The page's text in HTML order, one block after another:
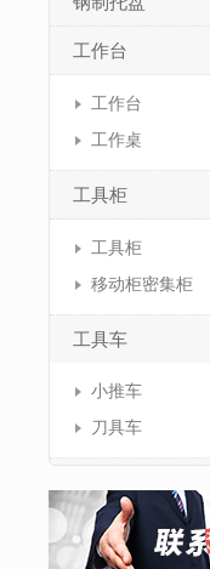
工作台
工作台
工作桌
工具柜
工具柜
移动柜密集柜
工具车
小推车
刀具车